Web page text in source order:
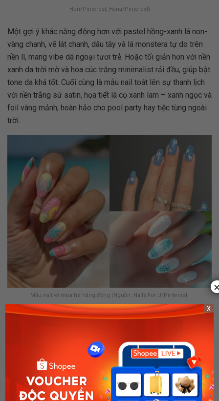
Heri/Pinterest, Hana/Pinterest)
Một gợi ý khác năng động hơn với pastel hồng-xanh lá non-
vàng chanh, vẽ lát chanh, dâu tây và lá monstera tự do trên
nền lì, mang vibe dã ngoại tươi trẻ. Hoặc tối giản hơn với nền
xanh da trời mờ và hoa cúc trắng minimalist rải đều, giúp bật
tone da khá tốt. Cuối cùng là mẫu nail toát lên sự thanh lịch
với nền trắng sứ satin, họa tiết lá cọ xanh lam – xanh ngọc và
foil vàng mảnh, hoàn hảo cho pool party hay tiệc tùng ngoài
trời.
Mẫu nail vẽ mùa hè năng động (Nguồn: Nails For U/Pinterest,
Nicole/Pinterest)
Mẫu móng tay mùa hè đẹp tráng gương
Với mẫunail tráng gương
, bạn có thể lựa chọn thiết kế
aquamarine marble chrome, trong veo như những vân nước
x